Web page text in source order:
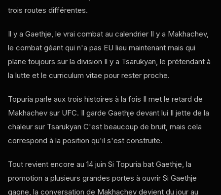
trois routes différentes.
Il y a Gaethje, le vrai combat au calendrier Il y a Makhachev,
le combat géant qui n'a pas EU lieu maintenant mais qui
plane toujours sur la division Il y a Tsarukyan, le prétendant à
la lutte et le curriculum vitae pour rester proche.
Topuria parle aux trois histoires à la fois Il met le retard de
Makhachev sur UFC. Il garde Gaethje devant lui Il jette de la
chaleur sur Tsarukyan C'est beaucoup de bruit, mais cela
correspond à la position qu'il s'est construite.
Tout revient encore au 14 juin Si Topuria bat Gaethje, la
promotion a plusieurs grandes portes à ouvrir Si Gaethje
gagne, la conversation de Makhachev devient du jour au